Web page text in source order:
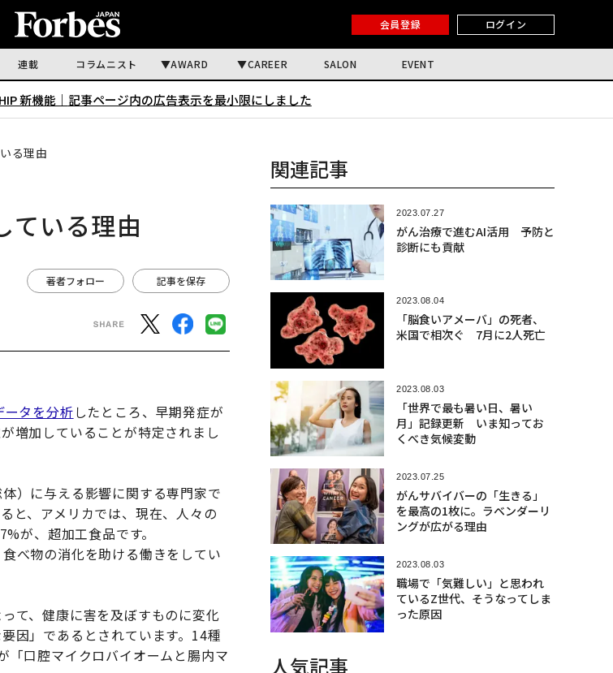
会員登録 ログイン
連載 コラムニスト AWARD CAREER SALON EVENT
新機能｜ 記事ページ内の広告表示を最小限にしました
る理由
ている理由
著者フォロー 記事を保存
ータを分析したところ、早期発症が
増加していることが特定されまし
）に与える影響に関する専門家で
と、アメリカでは、現在、人々の
が、超加工食品です。
べ物の消化を助ける働きをしてい
て、健康に害を及ぼすものに変化
因」であるとされています。14種
「口腔マイクロバイオームと腸内マ
関連記事
2023.07.27
がん治療で進むAI活用 予防と
診断にも貢献
2023.08.04
「脳食いアメーバ」の死者、
米国で相次ぐ 7月に2人死亡
2023.08.03
「世界で最も暑い日、暑い
月」記録更新 いま知ってお
くべき気候変動
2023.07.25
がんサバイバーの「生きる」
を最高の1枚に。ラベンダーリ
ングが広がる理由
2023.08.03
職場で「気難しい」と思われ
ているZ世代、そうなってしま
った原因
人気記事